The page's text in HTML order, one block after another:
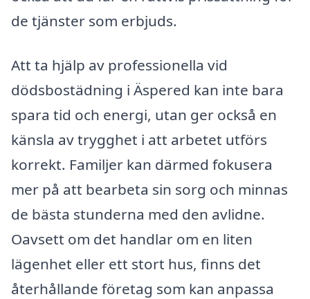
de tjänster som erbjuds.
Att ta hjälp av professionella vid
dödsbostädning i Äspered kan inte bara
spara tid och energi, utan ger också en
känsla av trygghet i att arbetet utförs
korrekt. Familjer kan därmed fokusera
mer på att bearbeta sin sorg och minnas
de bästa stunderna med den avlidne.
Oavsett om det handlar om en liten
lägenhet eller ett stort hus, finns det
återhållande företag som kan anpassa